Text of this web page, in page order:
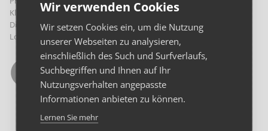
Klinische Psychologie und Psychotherapie
Diaetologie
Logopädie
Wir verwenden Cookies
Wir setzen Cookies ein, um die Nutzung
unserer Webseiten zu analysieren,
einschließlich des Such und Surfverlaufs,
Suchbegriffen und Ihnen auf Ihr
Nutzungsverhalten angepasste
Informationen anbieten zu können.
Lernen Sie mehr